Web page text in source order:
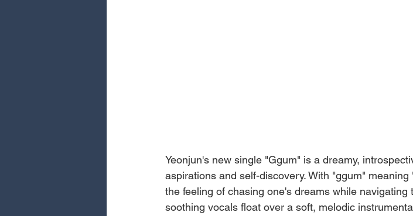
Yeonjun's new single "Ggum" is a dreamy,
aspirations and self-discovery. With "ggum"
the feeling of chasing one's dreams while navigating
soothing vocals float over a soft, melodic